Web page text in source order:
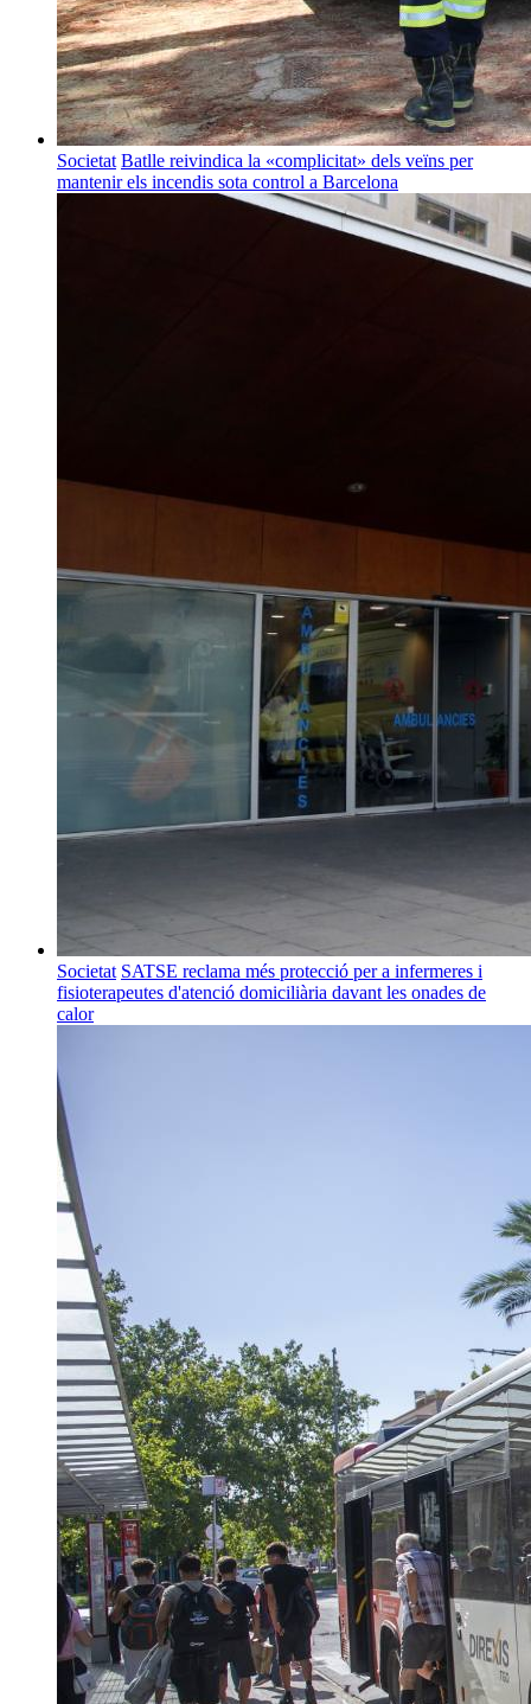
Societat Batlle reivindica la «complicitat» dels veïns per
mantenir els incendis sota control a Barcelona
Societat SATSE reclama més protecció per a infermeres i
fisioterapeutes d'atenció domiciliària davant les onades de
calor